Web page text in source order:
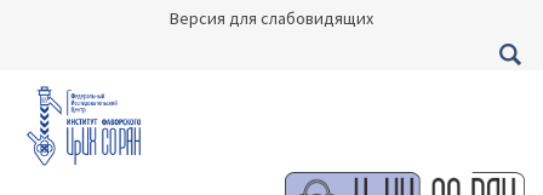
Версия для слабовидящих